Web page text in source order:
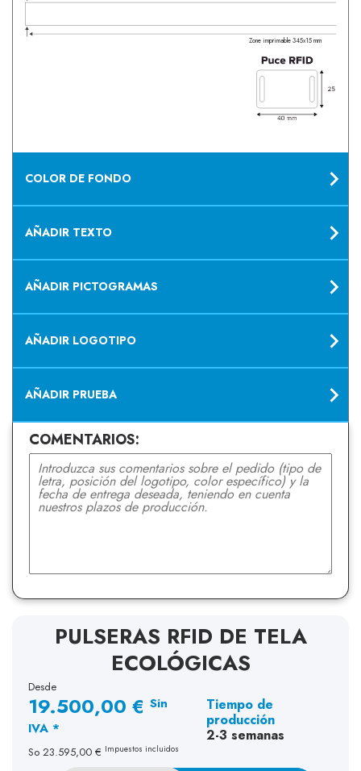
Zone imprimable 345x15 mm
COLOR DE FONDO
AÑADIR TEXTO
AÑADIR PICTOGRAMAS
AÑADIR LOGOTIPO
AÑADIR PRUEBA
COMENTARIOS:
PULSERAS RFID DE TELA
ECOLÓGICAS
Desde
19.500,00 € Sin
IVA *
So 23.595,00 € Impuestos incluidos
Tiempo de
producción
2-3 semanas